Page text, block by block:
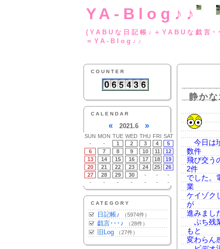
YA-Blog♪♪
(YABUな日記帳♪
＝YA-Blog♪♪
COUNTER
CALENDAR
« 2021.6 »
SUN MON TUE WED THU FRI SAT
-
- 1 2 3 4
5
6
7 8 9 10 11
12
13
14 15 16 17 18
19
20
21 22 23 24 25
26
27
28 29 30 - -
-
-
- - - - - -
CATEGORY
日記帳♪ （5974件）
戯言･･･♪ （28件）
旧Log （27件）
静か
今日は
数件
飛び交う
2件
でした。
業
ケイゾク
が
進みまし
ぷち残
もと
変わらん